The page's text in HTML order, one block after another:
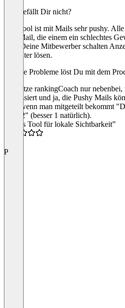
Was gefällt Dir nicht?
Das Tool ist mit Mails sehr pushy.
eine Mail, die einem ein schlechtes
á la "Deine Mitbewerber schalten
eleganter lösen.
Welche Probleme löst Du mit dem
Ich nutze rankingCoach nur
interessiert und ja, die Pushy Mails
sein, wenn man mitgeteilt bekommt
Platz 2" (besser 1 natürlich).
“Gutes Tool für lokale Sichtbarkeit”
P